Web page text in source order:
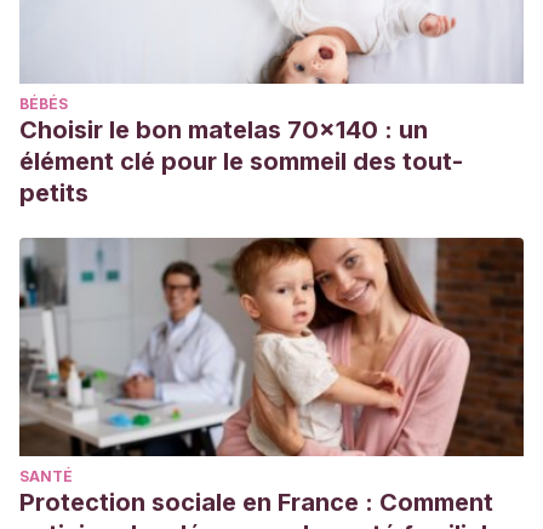
https://guiaaiju.com/guias/Guia-AIJU-2019-20.pdf
BÉBÉS
Choisir le bon matelas 70x140 : un
élément clé pour le sommeil des tout-
petits
SANTÉ
Protection sociale en France : Comment